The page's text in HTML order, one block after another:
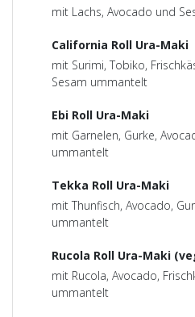
mit Lachs, Avocado und
California Roll Ura-Maki
mit Surimi, Tobiko,
Sesam ummantelt
Ebi Roll Ura-Maki
mit Garnelen, Gurke,
ummantelt
Tekka Roll Ura-Maki
mit Thunfisch, Avocado,
ummantelt
Rucola Roll Ura-Maki
mit Rucola, Avocado,
ummantelt